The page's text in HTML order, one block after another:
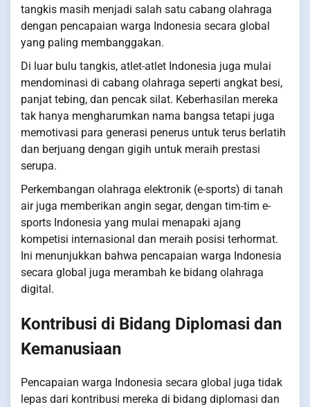
tangkis masih menjadi salah satu cabang olahraga
dengan pencapaian warga Indonesia secara global
yang paling membanggakan.
Di luar bulu tangkis, atlet-atlet Indonesia juga mulai
mendominasi di cabang olahraga seperti angkat besi,
panjat tebing, dan pencak silat. Keberhasilan mereka
tak hanya mengharumkan nama bangsa tetapi juga
memotivasi para generasi penerus untuk terus berlatih
dan berjuang dengan gigih untuk meraih prestasi
serupa.
Perkembangan olahraga elektronik (e-sports) di tanah
air juga memberikan angin segar, dengan tim-tim e-
sports Indonesia yang mulai menapaki ajang
kompetisi internasional dan meraih posisi terhormat.
Ini menunjukkan bahwa pencapaian warga Indonesia
secara global juga merambah ke bidang olahraga
digital.
Kontribusi di Bidang Diplomasi dan
Kemanusiaan
Pencapaian warga Indonesia secara global juga tidak
lepas dari kontribusi mereka di bidang diplomasi dan